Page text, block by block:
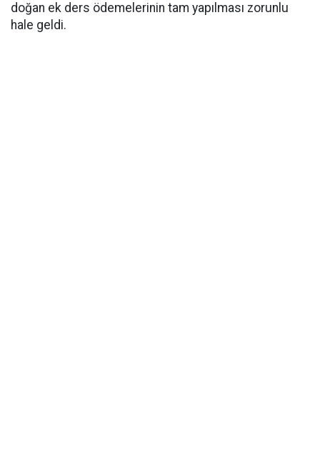
doğan ek ders ödemelerinin tam yapılması zorunlu
hale geldi.